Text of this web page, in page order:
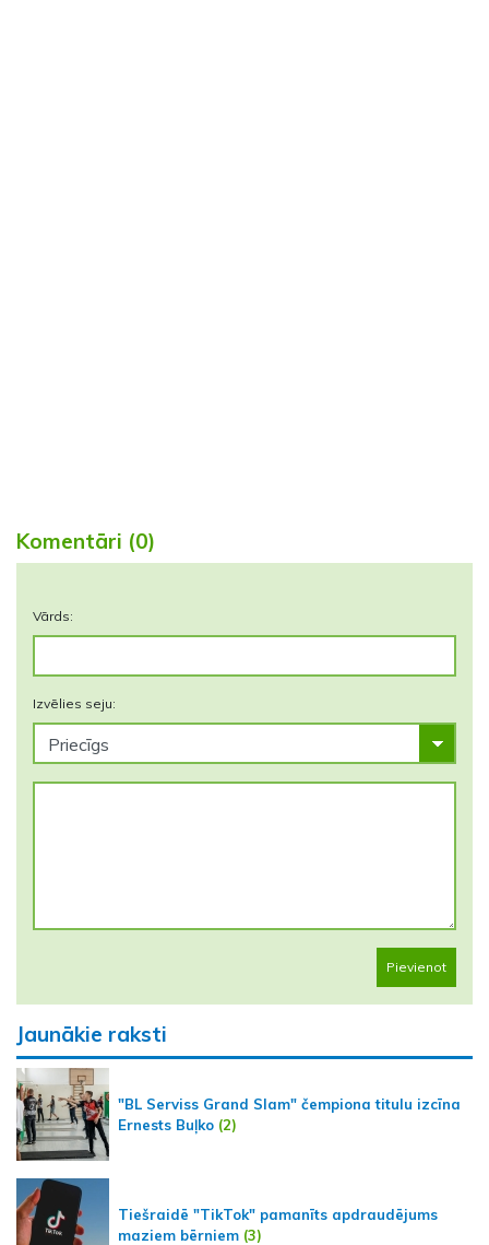
Komentāri (0)
Vārds:
Izvēlies seju:
Pievienot
Jaunākie raksti
"BL Serviss Grand Slam" čempiona titulu izcīna
Ernests Buļko (2)
Tiešraidē "TikTok" pamanīts apdraudējums
maziem bērniem (3)